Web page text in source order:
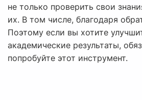
не только проверить свои
их. В том числе, благодаря
Поэтому если вы хотите
академические результаты,
попробуйте этот инструмент.